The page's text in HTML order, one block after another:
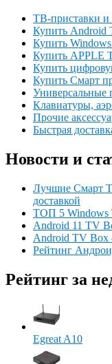
ТВ-приставки и
Купить Android
Купить
Купить APPLE
Купить
Купить Смарт
Универсальные
Клавиатуры,
Прочие
Быстрая
Новости и
Лучшие Смарт
доставкой
ТОП 5 Windows
Android 11 TV
Android TV Box
Рейтинг
Рейтинг за
Egreat A10